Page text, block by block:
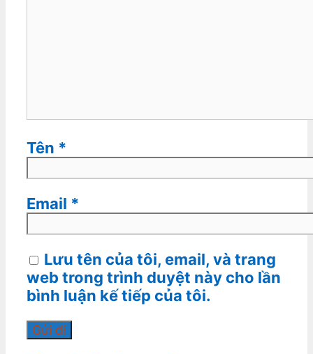
Tên *
Email *
Lưu tên của tôi, email, và trang
web trong trình duyệt này cho lần
bình luận kế tiếp của tôi.